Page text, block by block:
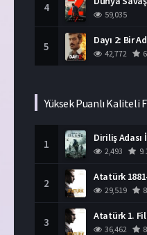
4
59,035
5 Dayı 2: Bir
42,772
Yüksek Puanlı Kaliteli
1 Diriliş Adası
2,493
2 Atatürk
29,519
3 Atatürk 1.
36,462